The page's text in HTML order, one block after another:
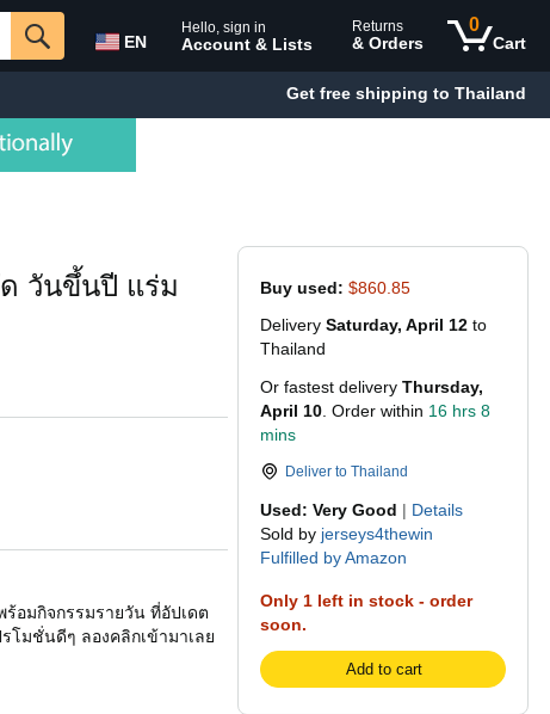
EN
Hello, sign in
Account & Lists
Returns
& Orders
0
Cart
Get free shipping to Thailand
Buy used: $860.85
Delivery Saturday, April 12 to
Thailand
Or fastest delivery Thursday,
April 10 . Order within 16 hrs 8
mins
Deliver to Thailand
Used: Very Good | Details
Sold by jerseys4thewin
Fulfilled by Amazon
Only 1 left in stock - order
soon.
Add to cart
วันขึ้นปี แร่ม
อมกิจกรรมรายวัน ที่อัปเดต
โมชั่นดีๆ ลองคลิกเข้ามาเลย